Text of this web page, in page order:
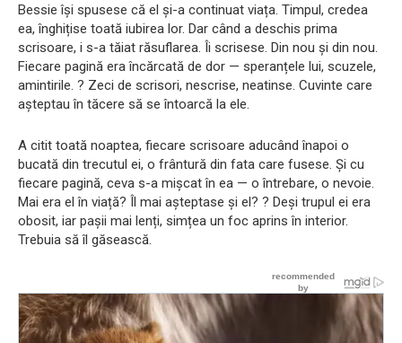
Bessie își spusese că el și-a continuat viața. Timpul, credea
ea, înghițise toată iubirea lor. Dar când a deschis prima
scrisoare, i s-a tăiat răsuflarea. Îi scrisese. Din nou și din nou.
Fiecare pagină era încărcată de dor — speranțele lui, scuzele,
amintirile. ? Zeci de scrisori, nescrise, neatinse. Cuvinte care
așteptau în tăcere să se întoarcă la ele.
A citit toată noaptea, fiecare scrisoare aducând înapoi o
bucată din trecutul ei, o frântură din fata care fusese. Și cu
fiecare pagină, ceva s-a mișcat în ea — o întrebare, o nevoie.
Mai era el în viață? Îl mai așteptase și el? ? Deși trupul ei era
obosit, iar pașii mai lenți, simțea un foc aprins în interior.
Trebuia să îl găsească.